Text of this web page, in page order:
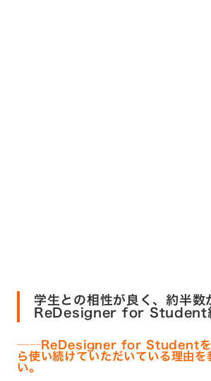
学生との相性が良く、約半数
ReDesigner for Student
──ReDesigner for Studentを
ら使い続けていただいている理由を
い。